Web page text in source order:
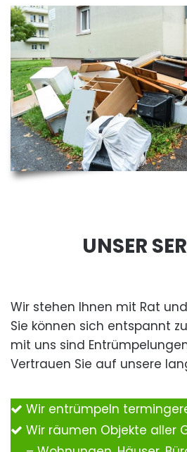
UNSER
Wir stehen Ihnen mit Rat
Sie können sich entspannt
mit uns sind
Vertrauen Sie auf unsere
Wir entrümpeln
Wir räumen Objekte aller